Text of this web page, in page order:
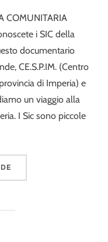
COMUNITARIA
i SIC della
documentario
CE.S.P.IM. (Centro
di Imperia) e
un viaggio alla
I Sic sono piccole
« LA NATURA NELLA